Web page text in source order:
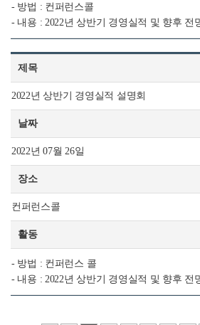
- 방법 : 컨퍼런스콜
- 내용 : 2022년 상반기 경영실적 및 향후 전
제목
2022년 상반기 경영실적 설명회
날짜
2022년 07월 26일
장소
컨퍼런스콜
활동
- 방법 : 컨퍼런스 콜
- 내용 : 2022년 상반기 경영실적 및 향후 전